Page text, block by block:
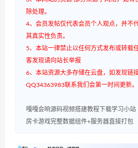
除处理。
4、会员发帖仅代表会员个人观点，并不
其真实性负责。
5、本站一律禁止以任何方式发布或转载
客发现请向站长举报
6、本站资源大多存储在云盘，如发现链
QQ34363983联系我们会第一时间更新。
嘎嘎会响源码视频搭建教程下载学习小站
房卡游戏完整数据组件+服务器直接打包